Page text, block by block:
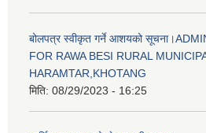
बोलपत्र स्वीकृत गर्ने आशयको
FOR RAWA BESI RURAL
HARAMTAR,KHOTANG
मिति: 08/29/2023 - 16:25